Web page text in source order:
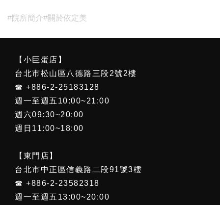
#院所簡介#關於依定美
【小巨蛋店】
台北市松山區八德路三段2號2樓
☎ +886-2-25183128
週一至週五10:00~21:00
週六09:30~20:00
週日11:00~18:00
【東門店】
台北市中正區信義路二段91號3樓
☎ +886-2-23582318
週一至週五13:00~20:00